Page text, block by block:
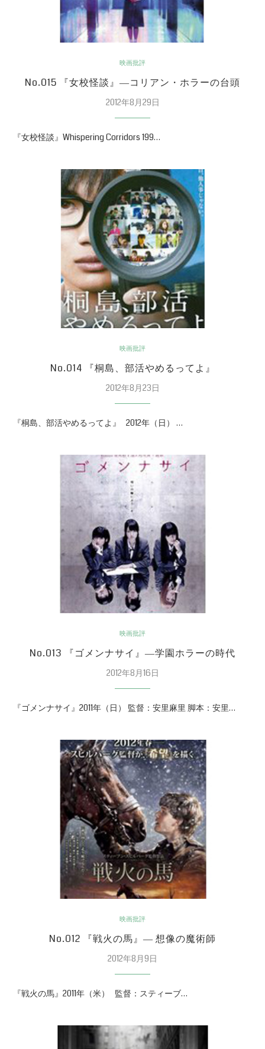
映画批評
No.015 『女校怪談』―コリアン・ホラーの台頭
2012年8月29日
『女校怪談』Whispering Corridors 199…
映画批評
No.014 『桐島、部活やめるってよ』
2012年8月23日
『桐島、部活やめるってよ』 2012年（日） …
映画批評
No.013 『ゴメンナサイ』―学園ホラーの時代
2012年8月16日
『ゴメンナサイ』2011年（日） 監督：安里麻里 脚本：安里…
映画批評
No.012 『戦火の馬』― 想像の魔術師
2012年8月9日
『戦火の馬』2011年（米） 監督：スティーブ…